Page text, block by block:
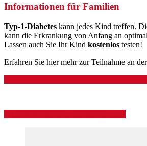
Informationen für Familien
Typ-1-Diabetes kann jedes Kind treffen.
kann die Erkrankung von Anfang an
Lassen auch Sie Ihr Kind kostenlos testen!
Erfahren Sie hier mehr zur Teilnahme an